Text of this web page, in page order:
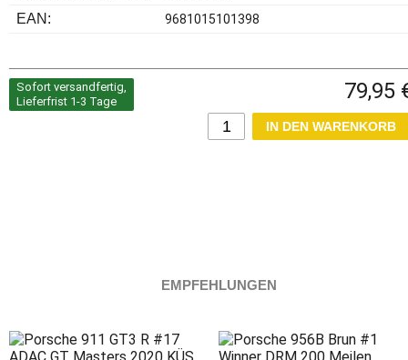
EAN: 9681015101398
Sofort versandfertig,
Lieferfrist 1-3 Tage
79,95
EMPFEHLUNGEN